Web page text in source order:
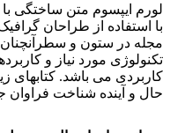
لورم ایپسوم متن ساختگی
با استفاده از طراحان
مجله در ستون و
تکنولوژی مورد نیاز و
کاربردی می باشد.
حال و آینده شناخت